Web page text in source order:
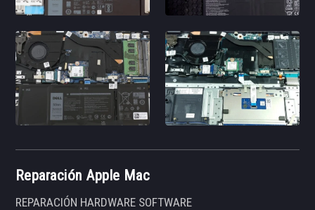
Reparación Apple Mac
REPARACIÓN HARDWARE SOFTWARE